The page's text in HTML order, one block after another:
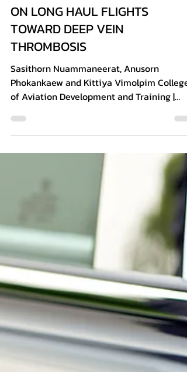
Sathaworn
May 9, 2023
2 min read
PERCEPTION OF PASSENGERS
ON LONG HAUL FLIGHTS
TOWARD DEEP VEIN
THROMBOSIS
Sasithorn Nuammaneerat, Anusorn
Phokankaew and Kittiya Vimolpim College
of Aviation Development and Training |
Dhurakij Pundit University...